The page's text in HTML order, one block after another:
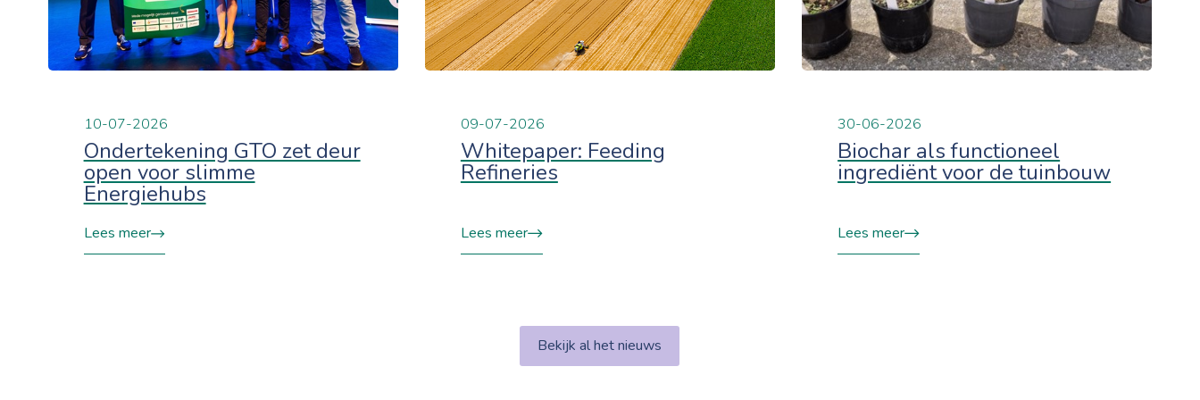
10-07-2026
Ondertekening GTO zet deur
open voor slimme
Energiehubs
Lees meer
09-07-2026
Whitepaper: Feeding
Refineries
Lees meer
30-06-2026
Biochar als functioneel
ingrediënt voor de tuinbouw
Lees meer
Bekijk al het nieuws